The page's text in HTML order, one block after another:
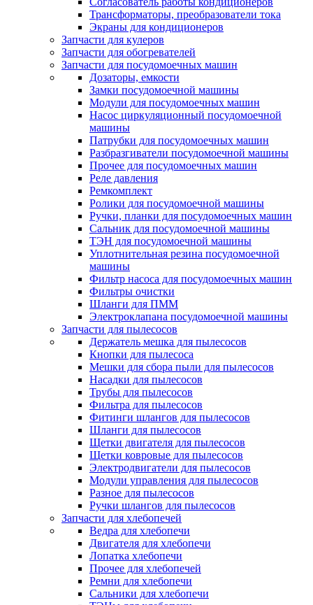
Трансформаторы, преобразователи тока
Экраны для кондиционеров
Запчасти для кулеров
Запчасти для обогревателей
Запчасти для посудомоечных машин
Дозаторы, емкости
Замки посудомоечной машины
Модули для посудомоечных машин
Насос циркуляционный посудомоечной
машины
Патрубки для посудомоечных машин
Разбразгиватели посудомоечной машины
Прочее для посудомоечных машин
Реле давления
Ремкомплект
Ролики для посудомоечной машины
Ручки, планки для посудомоечных машин
Сальник для посудомоечной машины
ТЭН для посудомоечной машины
Уплотнительная резина посудомоечной
машины
Фильтр насоса для посудомоечных машин
Фильтры очистки
Шланги для ПММ
Электроклапана посудомоечной машины
Запчасти для пылесосов
Держатель мешка для пылесосов
Кнопки для пылесоса
Мешки для сбора пыли для пылесосов
Насадки для пылесосов
Трубы для пылесосов
Фильтра для пылесосов
Фитинги шлангов для пылесосов
Шланги для пылесосов
Щетки двигателя для пылесосов
Щетки ковровые для пылесосов
Электродвигатели для пылесосов
Модули управления для пылесосов
Разное для пылесосов
Ручки шлангов для пылесосов
Запчасти для хлебопечей
Ведра для хлебопечи
Двигателя для хлебопечи
Лопатка хлебопечи
Прочее для хлебопечей
Ремни для хлебопечи
Сальники для хлебопечи